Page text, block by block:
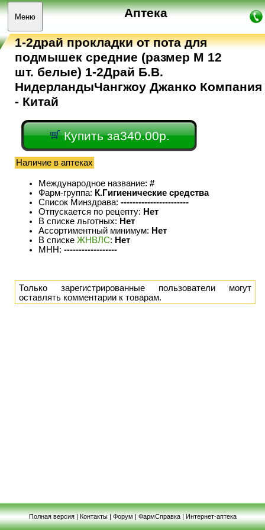
Меню Аптека
1-2драй прокладки от пота для
подмышек средние (размер M 12
шт. белые) 1-2Драй Б.В.
НидерландыЧангжоу Джанко Компания
- Китай
Купить за340.00р.
Наличие в аптеках
Международное название: #
Фарм-группа: К.Гигиенические средства
Список Минздрава: -----------------------
Отпускается по рецепту: Нет
В списке льготных: Нет
Ассортиментный минимум: Нет
В списке ЖНВЛС: Нет
МНН: ------------------
Только зарегистрированные пользователи могут
оставлять комментарии к товарам.
Полная версия|Контакты|Форум|ФармСправка|Интернет-аптека